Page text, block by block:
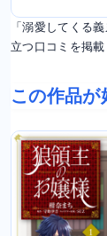
「溺愛してくる
立つ口コミを掲載
この作品が